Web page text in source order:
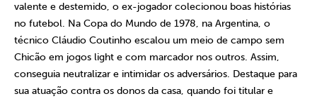
valente e destemido, o ex-jogador colecionou boas histórias
no futebol. Na Copa do Mundo de 1978, na Argentina, o
técnico Cláudio Coutinho escalou um meio de campo sem
Chicão em jogos light e com marcador nos outros. Assim,
conseguia neutralizar e intimidar os adversários. Destaque para
sua atuação contra os donos da casa, quando foi titular e